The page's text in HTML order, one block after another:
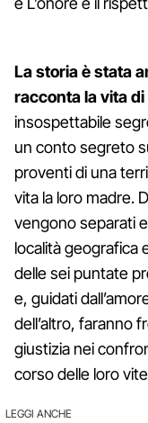
La storia è stata
racconta la vita
insospettabile
un conto segreto
proventi di una
vita la loro madre.
vengono separati
località geografica
delle sei puntate
e, guidati
dell’altro, faranno
giustizia nei
corso delle loro
LEGGI ANCHE